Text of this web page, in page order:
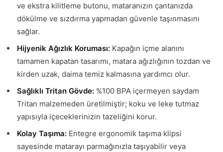
ve ekstra kilitleme butonu, mataranızın çantanızda
dökülme ve sızdırma yapmadan güvenle taşınmasını
sağlar.
Hijyenik Ağızlık Koruması:Kapağın içme alanını
tamamen kapatan tasarımı, matara ağızlığının tozdan ve
kirden uzak, daima temiz kalmasına yardımcı olur.
Sağlıklı Tritan Gövde:%100 BPA içermeyen saydam
Tritan malzemeden üretilmiştir; koku ve leke tutmaz
yapısıyla içeceklerinizin tazeliğini korur.
Kolay Taşıma:Entegre ergonomik taşıma klipsi
sayesinde matarayı parmağınızla taşıyabilir veya